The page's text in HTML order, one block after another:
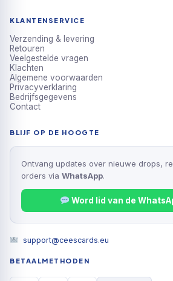
KLANTENSERVICE
Verzending & levering
Retouren
Veelgestelde vragen
Klachten
Algemene voorwaarden
Privacyverklaring
Bedrijfsgegevens
Contact
BLIJF OP DE HOOGTE
Ontvang updates over nieuwe drops,
orders via WhatsApp.
Word lid van de
support@ceescards.eu
BETAALMETHODEN